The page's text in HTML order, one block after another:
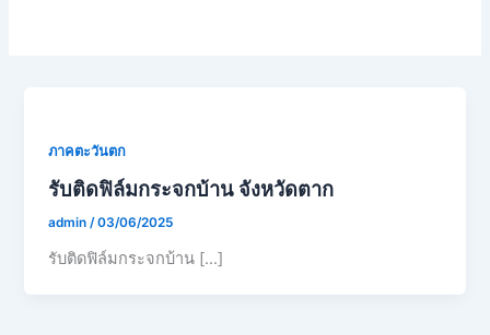
ภาคตะวันตก
รับติดฟิล์มกระจกบ้าน จังหวัดตาก
admin /03/06/2025
รับติดฟิล์มกระจกบ้าน […]